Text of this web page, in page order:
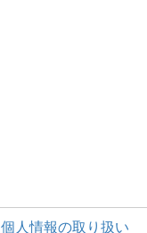
個人情報の取り扱い